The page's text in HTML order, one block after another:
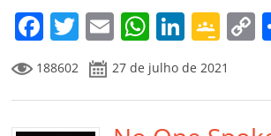
m
F
a
c
e
T
w
itt
er
E
m
ai
l
W
h
at
s
Li
n
k
e
G
o
o
gl y
188602 27 de julho de 2021